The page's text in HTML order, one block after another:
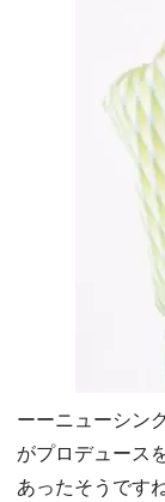
ーーニューシン
がプロデュース
あったそうですね